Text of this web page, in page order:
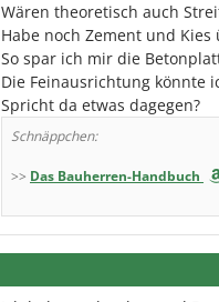
Wären theoretisch auch
Habe noch Zement und
So spar ich mir die
Die Feinausrichtung könnte
Spricht da etwas dagegen?
Schnäppchen:
>> Das Bauherren-Handbuch